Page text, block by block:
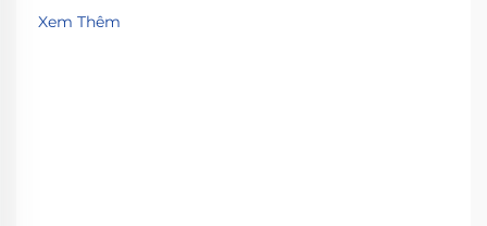
phụ tùng OEM và sau thị trường, và cách lựa chọn
cuộn đánh lửa phù hợp với nhu cầu xe của bạn. Nhận
Xem Thêm